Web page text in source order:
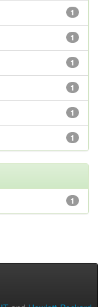
1
1
1
1
1
1
1